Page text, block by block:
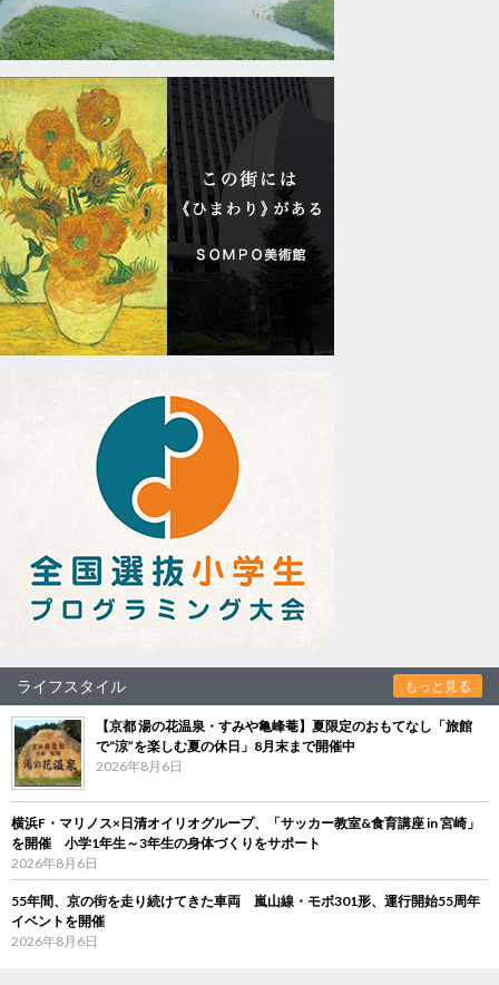
ライフスタイル もっと見る
【京都 湯の花温泉・すみや亀峰菴】夏限定のおもてなし「旅館
で“涼”を楽しむ夏の休日」8月末まで開催中
2026年8月6日
横浜F・マリノス×日清オイリオグループ、「サッカー教室&食育講座 in 宮崎」
を開催 小学1年生～3年生の身体づくりをサポート
2026年8月6日
55年間、京の街を走り続けてきた車両 嵐山線・モボ301形、運行開始55周年
イベントを開催
2026年8月6日